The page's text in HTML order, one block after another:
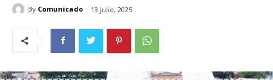
By Comunicado 13 julio, 2025